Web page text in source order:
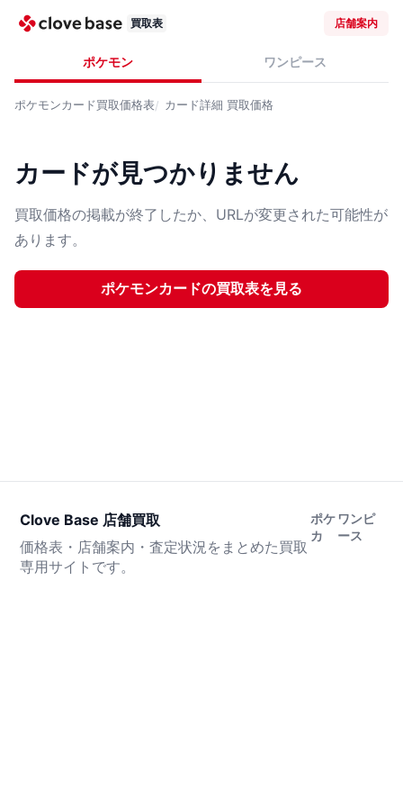
買取表 店舗案内
ポケモン ワンピース
ポケモンカード買取価格表 カード詳細 買取価格
カードが見つかりません
買取価格の掲載が終了したか、URLが変更された可能性が
あります。
ポケモンカードの買取表を見る
Clove Base 店舗買取
価格表・店舗案内・査定状況をまとめた買取
専用サイトです。
ポケ
カ
ワンピ
ース